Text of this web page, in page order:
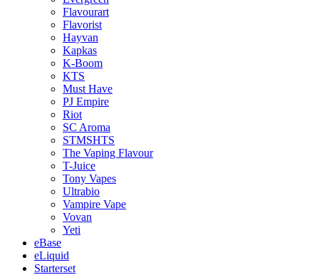
Flavourart
Flavorist
Hayvan
Kapkas
K-Boom
KTS
Must Have
PJ Empire
Riot
SC Aroma
STMSHTS
The Vaping Flavour
T-Juice
Tony Vapes
Ultrabio
Vampire Vape
Vovan
Yeti
eBase
eLiquid
Starterset